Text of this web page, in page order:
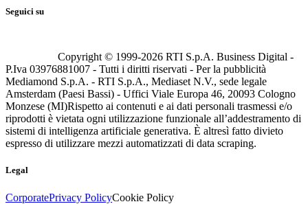
Seguici su
Copyright © 1999-2026 RTI S.p.A. Business Digital -
P.Iva 03976881007 - Tutti i diritti riservati - Per la pubblicità
Mediamond S.p.A. - RTI S.p.A., Mediaset N.V., sede legale
Amsterdam (Paesi Bassi) - Uffici Viale Europa 46, 20093 Cologno
Monzese (MI)Rispetto ai contenuti e ai dati personali trasmessi e/o
riprodotti è vietata ogni utilizzazione funzionale all’addestramento di
sistemi di intelligenza artificiale generativa. È altresì fatto divieto
espresso di utilizzare mezzi automatizzati di data scraping.
Legal
CorporatePrivacy PolicyCookie Policy